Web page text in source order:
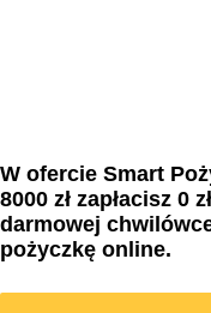
W ofercie Smart
8000 zł zapłacisz 0
darmowej
pożyczkę online.